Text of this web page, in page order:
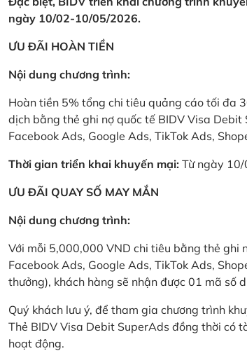
ngày 10/02-10/05/2026.
ƯU ĐÃI HOÀN TIỀN
Nội dung chương trình:
Hoàn tiền 5% tổng chi tiêu quảng cáo tối đa
dịch bằng thẻ ghi nợ quốc tế BIDV Visa
Facebook Ads, Google Ads, TikTok Ads,
Thời gian triển khai khuyến mại: Từ ngày
ƯU ĐÃI QUAY SỐ MAY MẮN
Nội dung chương trình:
Với mỗi 5,000,000 VND chi tiêu bằng thẻ ghi
Facebook Ads, Google Ads, TikTok Ads,
thưởng), khách hàng sẽ nhận được 01 mã số
Quý khách lưu ý, để tham gia chương trình
Thẻ BIDV Visa Debit SuperAds đồng thời có
hoạt động.